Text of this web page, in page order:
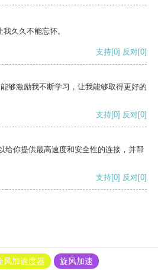
久久不能忘怀。
支持[0] 反对[0]
够激励我不断学习，让我能够取得更好的
支持[0] 反对[0]
给你提供最高速度和安全性的连接，并帮
支持[0] 反对[0]
风加速度器
旋风加速